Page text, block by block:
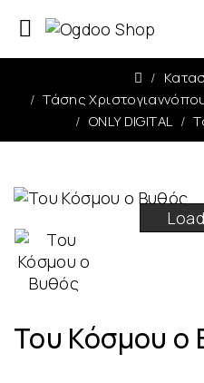
Τάσης
ONLY DIGITAL
Του Κόσμου ο